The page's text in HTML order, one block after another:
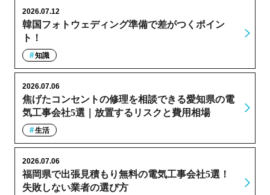
韓国フォトウェディング準備で差がつくポイン
ト！
2026.07.12
知識
焦げたコンセントの修理を相談できる愛知県の電
気工事会社5選｜放置するリスクと費用相場
2026.07.06
生活
福岡県で出張見積もり無料の電気工事会社5選！
失敗しない業者の選び方
2026.07.06